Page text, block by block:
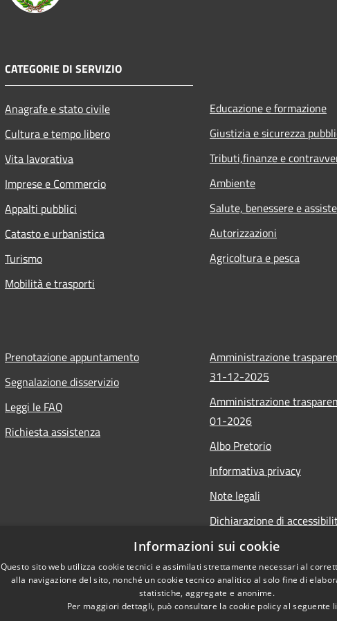
CATEGORIE DI SERVIZIO
Anagrafe e stato civile
Cultura e tempo libero
Vita lavorativa
Imprese e Commercio
Appalti pubblici
Catasto e urbanistica
Turismo
Mobilità e trasporti
Educazione e formazione
Giustizia e sicurezza
Tributi,finanze e
Ambiente
Salute, benessere e
Autorizzazioni
Agricoltura e pesca
Prenotazione appuntamento
Segnalazione disservizio
Leggi le FAQ
Richiesta assistenza
Amministrazione
31-12-2025
Amministrazione
01-2026
Albo Pretorio
Informativa privacy
Note legali
Dichiarazione di
Informazioni sui cookie
Questo sito web utilizza cookie tecnici e assimilati strettamente necessari al
alla navigazione del sito, nonché un cookie tecnico analitico al solo fine di
statistiche, aggregate e anonime.
Per maggiori dettagli, può consultare la cookie policy al seguente